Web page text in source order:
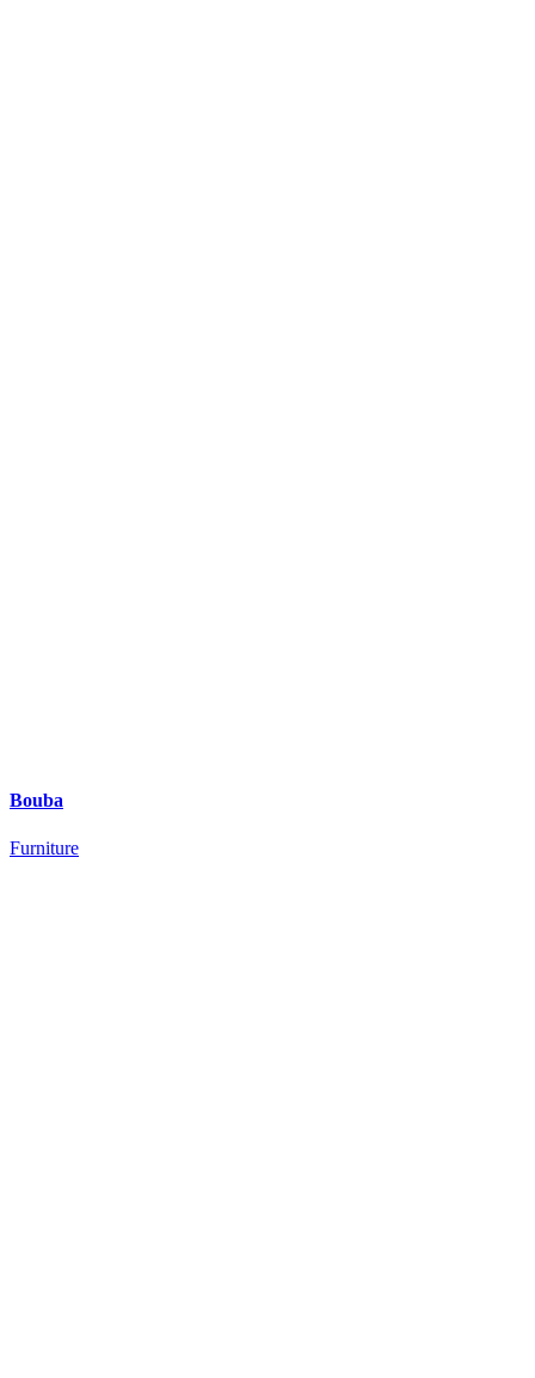
Bouba
Furniture